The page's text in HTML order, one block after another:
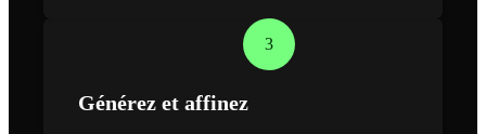
3
Générez et affinez